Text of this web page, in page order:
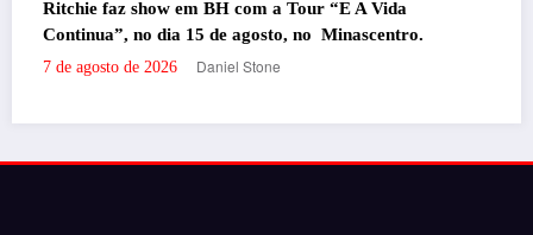
Portal de Notícias em BH, pronto para trazer os melhores eventos e
informações da cidade para vocês!
oficial